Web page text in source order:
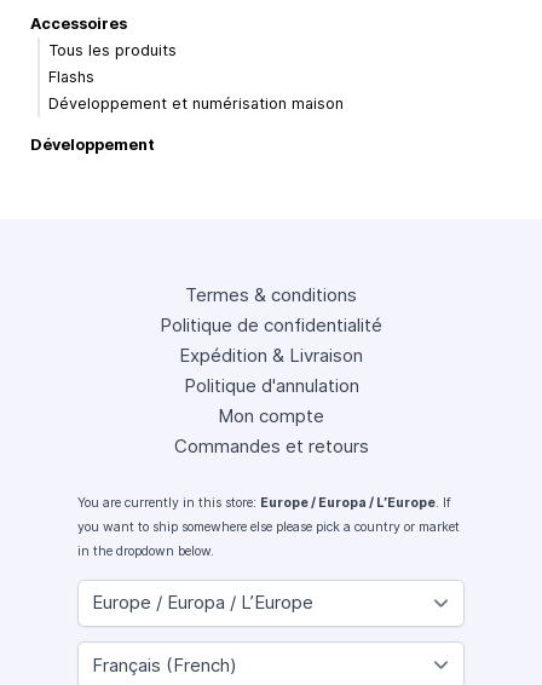
Accessoires
Tous les produits
Flashs
Développement et numérisation maison
Développement
Termes & conditions
Politique de confidentialité
Expédition & Livraison
Politique d'annulation
Mon compte
Commandes et retours
You are currently in this store: Europe / Europa / L’Europe. If
you want to ship somewhere else please pick a country or market
in the dropdown below.